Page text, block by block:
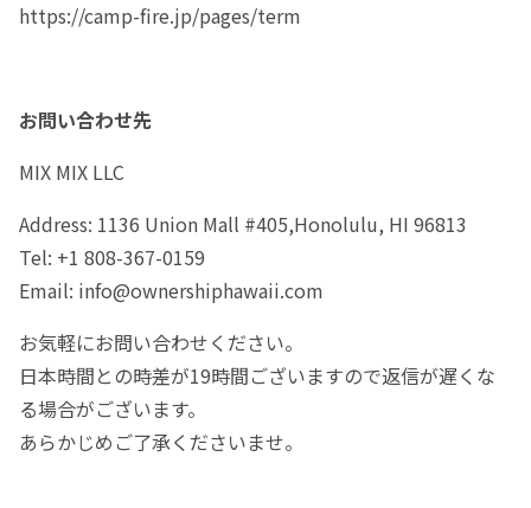
https://camp-fire.jp/pages/term
お問い合わせ先
MIX MIX LLC
Address: 1136 Union Mall #405,Honolulu, HI 96813
Tel: +1 808-367-0159
Email: info@ownershiphawaii.com
お気軽にお問い合わせください。
日本時間との時差が19時間ございますので返信が遅くな
る場合がございます。
あらかじめご了承くださいませ。